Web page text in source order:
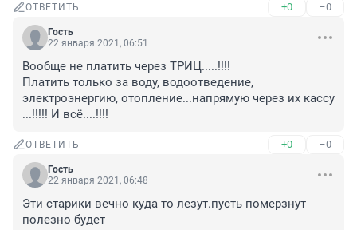
ОТВЕТИТЬ +0 –0
Гость
22 января 2021, 06:51
Вообще не платить через ТРИЦ.....!!!!
Платить только за воду, водоотведение,
электроэнергию, отопление...напрямую через их кассу
...!!!!! И всё....!!!!
ОТВЕТИТЬ +0 –0
Гость
22 января 2021, 06:48
Эти старики вечно куда то лезут.пусть померзнут
полезно будет